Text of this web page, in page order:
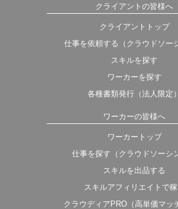
クライアントの皆様へ
クライアントトップ
仕事を依頼する（クラウドソー
スキルを探す
ワーカーを探す
各種書類発行（法人限定）
ワーカーの皆様へ
ワーカートップ
仕事を探す（クラウドソーシ
スキルを出品する
スキルアフィリエイトで
クラウディアPRO（高単価マッ